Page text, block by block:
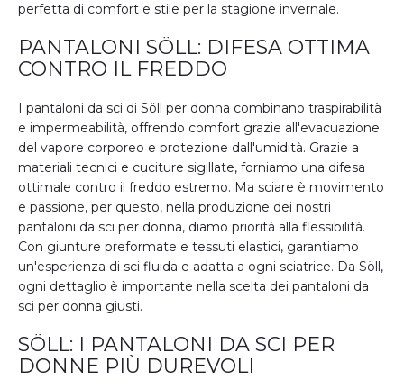
perfetta di comfort e stile per la stagione invernale.
PANTALONI SÖLL: DIFESA OTTIMA
CONTRO IL FREDDO
I pantaloni da sci di Söll per donna combinano traspirabilità
e impermeabilità, offrendo comfort grazie all'evacuazione
del vapore corporeo e protezione dall'umidità. Grazie a
materiali tecnici e cuciture sigillate, forniamo una difesa
ottimale contro il freddo estremo. Ma sciare è movimento
e passione, per questo, nella produzione dei nostri
pantaloni da sci per donna, diamo priorità alla flessibilità.
Con giunture preformate e tessuti elastici, garantiamo
un'esperienza di sci fluida e adatta a ogni sciatrice. Da Söll,
ogni dettaglio è importante nella scelta dei pantaloni da
sci per donna giusti.
SÖLL: I PANTALONI DA SCI PER
DONNE PIÙ DUREVOLI